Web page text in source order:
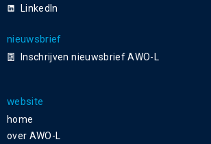
LinkedIn
nieuwsbrief
Inschrijven nieuwsbrief AWO-L
website
home
over AWO-L